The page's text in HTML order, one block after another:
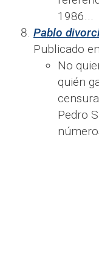
1986​...
Pablo
Publicado en
No
quién
Pedro